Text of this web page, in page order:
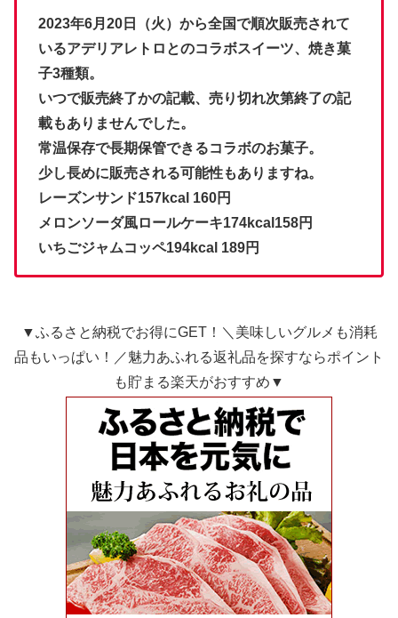
2023年6月20日（火）から全国で順次販売されて
いるアデリアレトロとのコラボスイーツ、焼き菓
子3種類。
いつで販売終了かの記載、売り切れ次第終了の記
載もありませんでした。
常温保存で長期保管できるコラボのお菓子。
少し長めに販売される可能性もありますね。
レーズンサンド157kcal 160円
メロンソーダ風ロールケーキ174kcal158円
いちごジャムコッペ194kcal 189円
▼ふるさと納税でお得にGET！＼美味しいグルメも消耗
品もいっぱい！／魅力あふれる返礼品を探すならポイント
も貯まる楽天がおすすめ▼